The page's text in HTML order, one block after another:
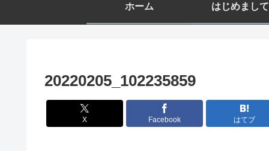
ホーム はじめまし
20220205_102235859
X Facebook はてブ